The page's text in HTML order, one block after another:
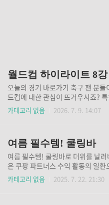
월드컵 하이라이트 8
오늘의 경기 바로가기 축구 팬 분
드컵에 대한 관심이 뜨거우시죠?
으로의 경기 일정은 많은 분들이 궁
에요. 오늘은 2026년 월드컵 8강 대
미월드컵은 단순한 스포츠 경기 이
있어요. 각국의 문화와 역사, 국민
기 때문에, 월드컵은 전 세계의 관
트예요. 2026년 월드컵은 미국, 캐
에서 공동으로 열리는 만큼, 다양한
카테고리 없음 2026. 7. 9. 14:07
여름 필수템! 쿨링바
여름 필수템! 쿨링바로 더위를 날
은 쿠팡 파트너스 수익 활동의 일
정액의 수수료를 제공 받습니다.] 쿨
기 여름이 오면 항상 고민이 되는 건
카테고리 없음 2025. 7. 22. 21:30